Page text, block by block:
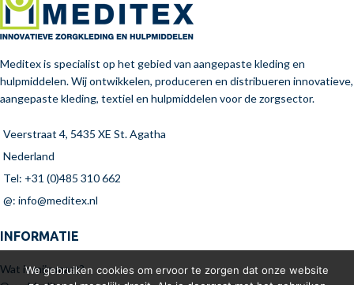
Meditex is specialist op het gebied van aangepaste kleding en
hulpmiddelen. Wij ontwikkelen, produceren en distribueren innovatieve,
aangepaste kleding, textiel en hulpmiddelen voor de zorgsector.
Veerstraat 4, 5435 XE St. Agatha
Nederland
Tel: +31 (0)485 310 662
@: info@meditex.nl
INFORMATIE
Wat is mijn maat?
We gebruiken cookies om ervoor te zorgen dat onze website